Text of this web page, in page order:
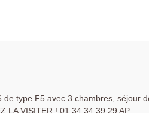
type F5 avec 3 chambres, séjour
LA VISITER ! 01.34.34.39.29 AP